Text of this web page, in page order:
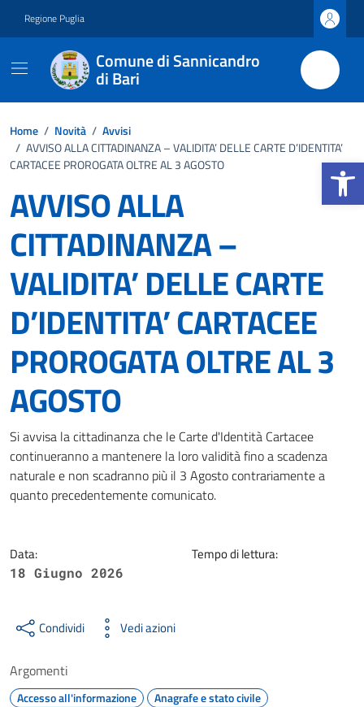
Regione Puglia
Comune di Sannicandro
di Bari
Home / Novità / Avvisi
/ AVVISO ALLA CITTADINANZA – VALIDITA’ DELLE CARTE D’IDENTITA’
CARTACEE PROROGATA OLTRE AL 3 AGOSTO
AVVISO ALLA
CITTADINANZA –
VALIDITA’ DELLE CARTE
D’IDENTITA’ CARTACEE
PROROGATA OLTRE AL 3
AGOSTO
Dettagli della notizia
Si avvisa la cittadinanza che le Carte d'Identità Cartacee
continueranno a mantenere la loro validità fino a scadenza
naturale e non scadranno più il 3 Agosto contrariamente a
quanto precedentemente comunicato.
Data:
18 Giugno 2026
Tempo di lettura:
Condividi Vedi azioni
Argomenti
Accesso all'informazione
Anagrafe e stato civile
Apri la